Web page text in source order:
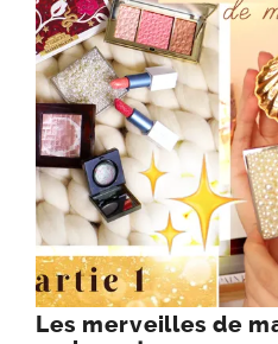
Les merveilles de